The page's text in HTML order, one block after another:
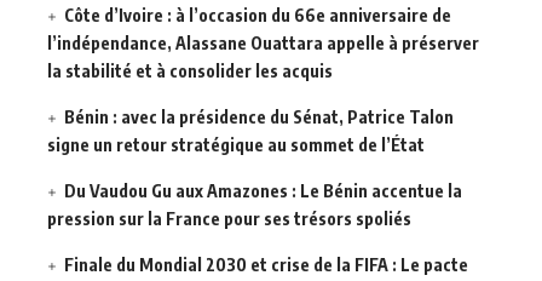
Côte d’Ivoire : à l’occasion du 66e anniversaire de
l’indépendance, Alassane Ouattara appelle à préserver
la stabilité et à consolider les acquis
Bénin : avec la présidence du Sénat, Patrice Talon
signe un retour stratégique au sommet de l’État
Du Vaudou Gu aux Amazones : Le Bénin accentue la
pression sur la France pour ses trésors spoliés
Finale du Mondial 2030 et crise de la FIFA : Le pacte